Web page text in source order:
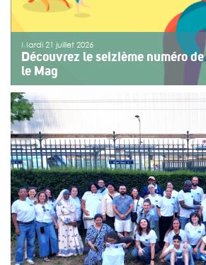
Mardi 21 juillet 2026
Découvrez le seizième numéro
le Mag
Le numéro du mois de juillet 2026 de
Mag, vient de paraître. Le dossier
sur les vacances pour tous. Vivre et
plan d’action afin de rendre les
[…]
>>Lire la suite